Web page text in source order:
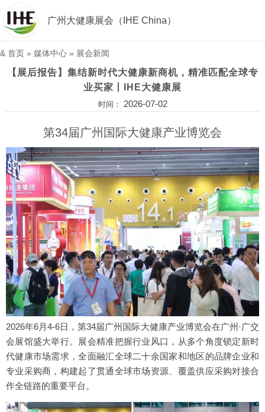
广州大健康展会（IHE China）
& 首页 » 媒体中心 » 展会新闻
【展后报告】集结新时代大健康新商机，精准匹配全球专
业买家丨IHE大健康展
时间： 2026-07-02
第34届广州国际大健康产业博览会
2026年6月4-6日，第34届广州国际大健康产业博览会在广州·广交
会展馆盛大举行。展会精准把握行业风口，从多个角度锁定新时
代健康市场需求，全面融汇全球二十余国家和地区的品牌企业和
专业采购商，构建起了贯通全球市场资源、覆盖供应采购对接合
作全链路的重要平台。